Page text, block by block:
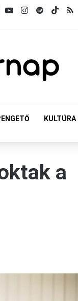
YouTubeInstagram
SpotifyTikTok
KULTÚRA
a